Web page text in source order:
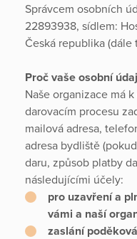
Správcem osobních
22893938, sídlem:
Česká republika (dále
Proč vaše osobní
Naše organizace má
darovacím procesu
mailová adresa,
adresa bydliště
daru, způsob platby
následujícími účely:
pro uzavření a
vámi a naší
zaslání